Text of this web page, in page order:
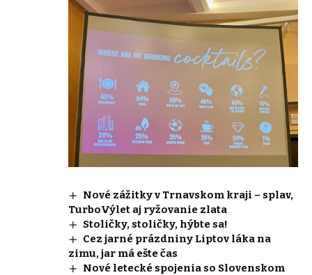
Nové zážitky v Trnavskom kraji – splav,
TurboVýlet aj ryžovanie zlata
Stoličky, stoličky, hýbte sa!
Cez jarné prázdniny Liptov láka na
zimu, jar má ešte čas
Nové letecké spojenia so Slovenskom